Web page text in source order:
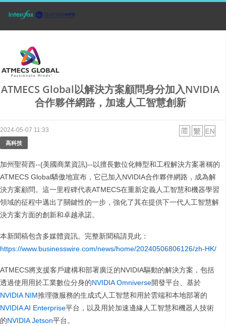
ATMECS Global以解決方案顧問身分加入NVIDIA
合作夥伴網路，加速人工智慧創新
2024-05-07 11:33
高科技
加州聖荷西--(美國商業資訊)--以擅長數位化轉型和工程解決方案著稱的
ATMECS Global驕傲地宣布，它已加入NVIDIA合作夥伴網路，成為解
決方案顧問。這一里程碑代表ATMECS在重新定義人工智慧和機器學習
領域的征程中邁出了關鍵性的一步，強化了其在提供下一代人工智慧解
決方案方面的創新和卓越承諾。
本新聞稿包含多媒體資訊。完整新聞稿請見此：
https://www.businesswire.com/news/home/20240506806126/zh-HK/
ATMECS將支援客戶建構和部署廣泛的NVIDIA驅動的解決方案，包括
透過使用用於工業數位分身的NVIDIA Omniverse開發平台、基於
NVIDIA NIM推理微服務的生成式人工智慧和用於雲端和本地部署的
NVIDIA AI Enterprise平台，以及用於加速邊緣人工智慧和機器人技術
的NVIDIA Jetson平台。